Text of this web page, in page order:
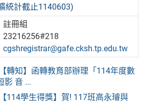
統計截止1140603)
註冊組
23216256#218
cgshregistrar@gafe.cksh.tp.edu.tw
【轉知】函轉教育部辦理「114年度數
影 音 ...
【114學生得獎】賀! 117班高永璿與